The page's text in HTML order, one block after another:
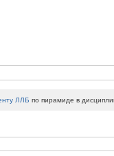
ЛЛБ по пирамиде в